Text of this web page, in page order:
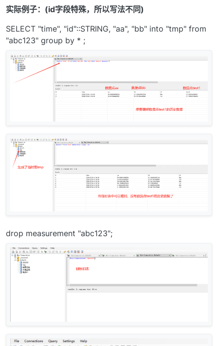
实际例子：(id字段特殊，所以写法不同)
SELECT "time", "id"::STRING, "aa", "bb" into "tmp" from
"abc123" group by * ;
drop measurement "abc123";